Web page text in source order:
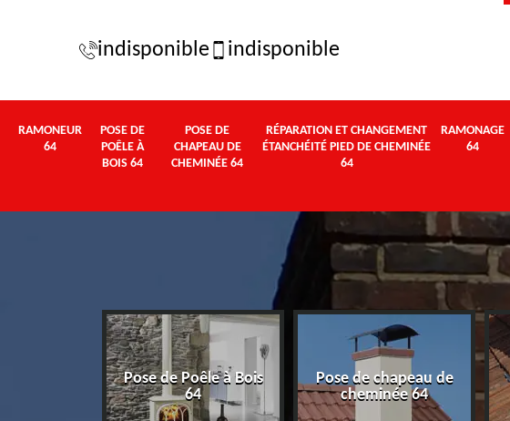
indisponible indisponible
RAMONEUR
64
POSE DE
POÊLE À
BOIS 64
POSE DE
CHAPEAU DE
CHEMINÉE 64
RÉPARATION ET CHANGEMENT
ÉTANCHÉITÉ PIED DE CHEMINÉE
64
RAMONAGE
64
Pose de Poêle à Bois
64
Pose de chapeau de
cheminée 64